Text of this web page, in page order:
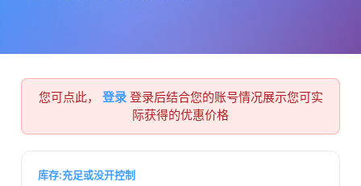
您可点此， 登录 登录后结合您的账号情况展示您可实
际获得的优惠价格
库存:充足或没开控制